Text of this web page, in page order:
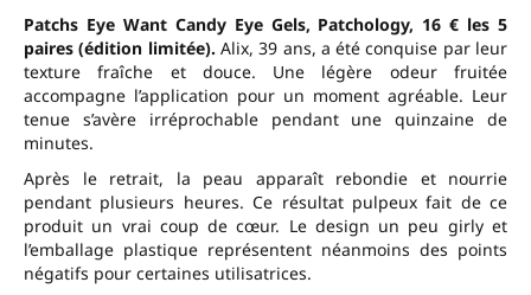
Patchs Eye Want Candy Eye Gels, Patchology, 16 € les 5
paires (édition limitée). Alix, 39 ans, a été conquise par leur
texture fraîche et douce. Une légère odeur fruitée
accompagne l’application pour un moment agréable. Leur
tenue s’avère irréprochable pendant une quinzaine de
minutes.
Après le retrait, la peau apparaît rebondie et nourrie
pendant plusieurs heures. Ce résultat pulpeux fait de ce
produit un vrai coup de cœur. Le design un peu girly et
l’emballage plastique représentent néanmoins des points
négatifs pour certaines utilisatrices.